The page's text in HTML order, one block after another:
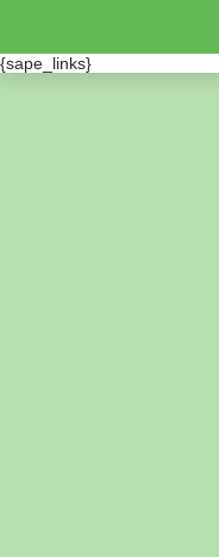
{sape_links}